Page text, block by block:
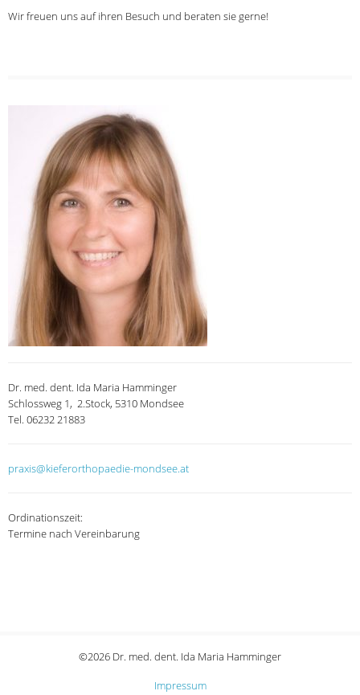
Wir freuen uns auf ihren Besuch und beraten sie gerne!
Dr. med. dent. Ida Maria Hamminger
Schlossweg 1, 2.Stock, 5310 Mondsee
Tel. 06232 21883
praxis@kieferorthopaedie-mondsee.at
Ordinationszeit:
Termine nach Vereinbarung
©2026 Dr. med. dent. Ida Maria Hamminger
Impressum